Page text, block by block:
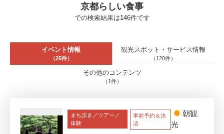
京都らしい食事
での検索結果は146件です
イベント情報
（25件）
観光スポット・サービス情報
（120件）
その他のコンテンツ
（1件）
まち歩き／ツアー／
体験
事前予約＆決
済
朝観
光